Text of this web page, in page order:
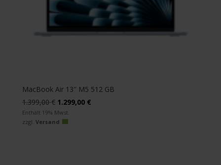
MacBook Air 13″ M5 512 GB
1.399,00€ Ursprünglicher
Preis
war:
1.299,00 €Aktueller
Enthält 19% Mwst.
zzgl. Versand